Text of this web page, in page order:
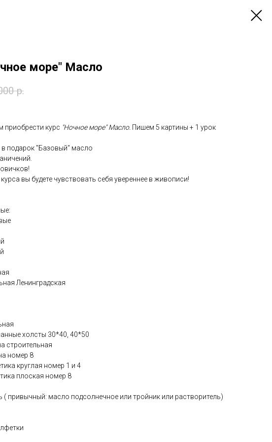
море" Масло
р.
приобрести курс "Ночное море" Масло. Пишем 5 картины + 1 урок
в подарок "Базовый" масло
вы будете чувствовать себя увереннее в живописи!
Ленинградская
холсты 30*40, 40*50
строительная
номер 8
круглая номер 1 и 4
плоская номер 8
( привычный: масло подсолнечное или тройник или растворитель)